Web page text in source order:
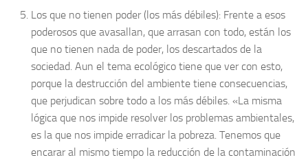
Los que no tienen poder (los más débiles): Frente a esos
poderosos que avasallan, que arrasan con todo, están los
que no tienen nada de poder, los descartados de la
sociedad. Aun el tema ecológico tiene que ver con esto,
porque la destrucción del ambiente tiene consecuencias,
que perjudican sobre todo a los más débiles. «La misma
lógica que nos impide resolver los problemas ambientales,
es la que nos impide erradicar la pobreza. Tenemos que
encarar al mismo tiempo la reducción de la contaminación